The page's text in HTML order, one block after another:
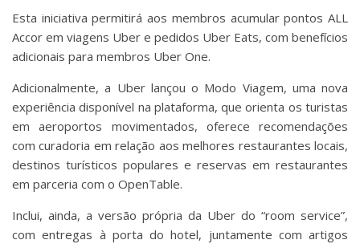
Esta iniciativa permitirá aos membros acumular pontos ALL
Accor em viagens Uber e pedidos Uber Eats, com benefícios
adicionais para membros Uber One.
Adicionalmente, a Uber lançou o Modo Viagem, uma nova
experiência disponível na plataforma, que orienta os turistas
em aeroportos movimentados, oferece recomendações
com curadoria em relação aos melhores restaurantes locais,
destinos turísticos populares e reservas em restaurantes
em parceria com o OpenTable.
Inclui, ainda, a versão própria da Uber do “room service”,
com entregas à porta do hotel, juntamente com artigos